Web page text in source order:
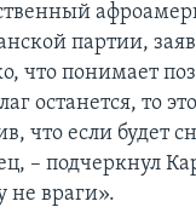
партии,
что понимает
останется, то
что если будет
– подчеркнул
не враги».